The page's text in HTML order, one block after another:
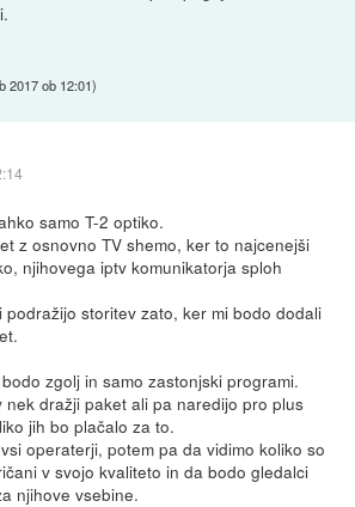
2017 ob 12:01)
samo T-2 optiko.
z osnovno TV shemo, ker to najcenejši
njihovega iptv komunikatorja sploh
podražijo storitev zato, ker mi bodo dodali
zgolj in samo zastonjski programi.
nek dražji paket ali pa naredijo pro plus
jih bo plačalo za to.
operaterji, potem pa da vidimo koliko so
v svojo kvaliteto in da bodo gledalci
njihove vsebine.